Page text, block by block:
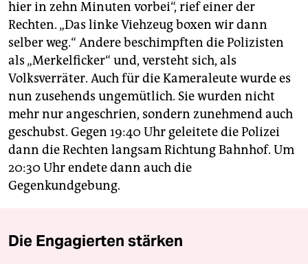
hier in zehn Minuten vorbei“, rief einer der
Rechten. „Das linke Viehzeug boxen wir dann
selber weg.“ Andere beschimpften die Polizisten
als „Merkelficker“ und, versteht sich, als
Volksverräter. Auch für die Kameraleute wurde es
nun zusehends ungemütlich. Sie wurden nicht
mehr nur angeschrien, sondern zunehmend auch
geschubst. Gegen 19:40 Uhr geleitete die Polizei
dann die Rechten langsam Richtung Bahnhof. Um
20:30 Uhr endete dann auch die
Gegenkundgebung.
Die Engagierten stärken